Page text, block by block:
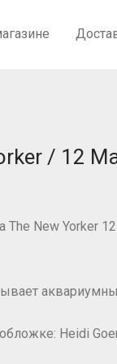
/ 12
New Yorker
Heidi